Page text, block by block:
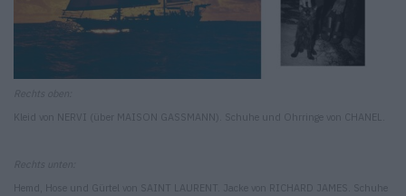
Kleid von NERVI (über MAISON GASSMANN). Schuhe und Ohrringe von CHANEL.
Hemd, Hose und Gürtel von SAINT LAURENT. Jacke von RICHARD JAMES. Schuhe